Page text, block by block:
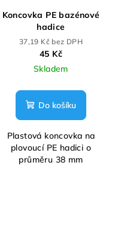
Koncovka PE bazénové
hadice
37,19 Kč bez DPH
45 Kč
Skladem
Do košíku
Plastová koncovka na
plovoucí PE hadici o
průměru 38 mm